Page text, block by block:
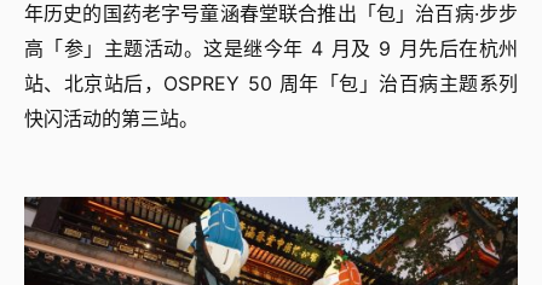
年历史的国药老字号童涵春堂联合推出「包」治百病·步步
高「参」主题活动。这是继今年 4 月及 9 月先后在杭州
站、北京站后，OSPREY 50 周年「包」治百病主题系列
快闪活动的第三站。